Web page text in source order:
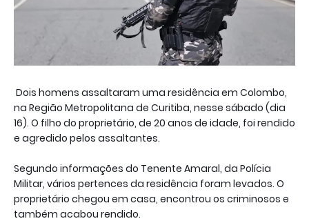
Dois homens assaltaram uma residência em Colombo,
na Região Metropolitana de Curitiba, nesse sábado (dia
16). O filho do proprietário, de 20 anos de idade, foi rendido
e agredido pelos assaltantes.
Segundo informações do Tenente Amaral, da Polícia
Militar, vários pertences da residência foram levados. O
proprietário chegou em casa, encontrou os criminosos e
também acabou rendido.